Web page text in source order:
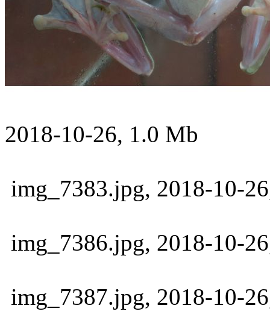
2018-10-26, 1.0 Mb
img_7383.jpg, 2018-10-
img_7386.jpg, 2018-10-
img_7387.jpg, 2018-10-